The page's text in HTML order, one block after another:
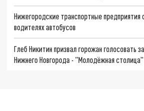
Нижегородские транспортные предприятия
водителях автобусов
Глеб Никитин призвал горожан голосовать
Нижнего Новгорода - "Молодёжная столица"